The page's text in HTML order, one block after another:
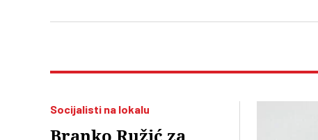
Socijalisti na lokalu